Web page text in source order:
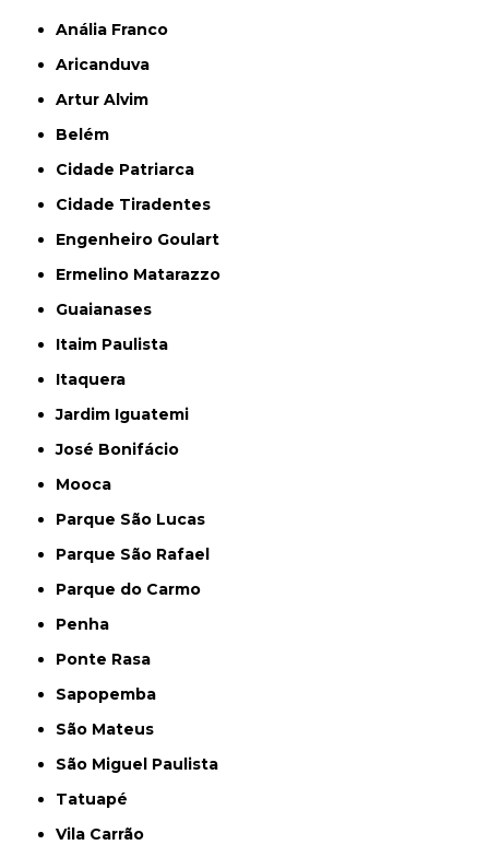
Anália Franco
Aricanduva
Artur Alvim
Belém
Cidade Patriarca
Cidade Tiradentes
Engenheiro Goulart
Ermelino Matarazzo
Guaianases
Itaim Paulista
Itaquera
Jardim Iguatemi
José Bonifácio
Mooca
Parque São Lucas
Parque São Rafael
Parque do Carmo
Penha
Ponte Rasa
Sapopemba
São Mateus
São Miguel Paulista
Tatuapé
Vila Carrão